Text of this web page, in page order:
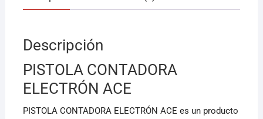
e
o
o
k
l
s
p
p
Descripción
PISTOLA CONTADORA
ELECTRÓN ACE
PISTOLA CONTADORA ELECTRÓN ACE es un producto